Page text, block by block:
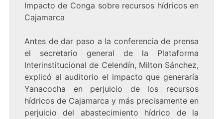
Impacto de Conga sobre recursos hídricos en
Cajamarca
Antes de dar paso a la conferencia de prensa
el secretario general de la Plataforma
Interinstitucional de Celendín, Milton Sánchez,
explicó al auditorio el impacto que generaría
Yanacocha en perjuicio de los recursos
hídricos de Cajamarca y más precisamente en
perjuicio del abastecimiento hídrico de la